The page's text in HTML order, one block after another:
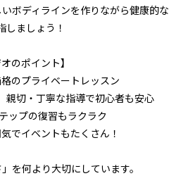
ボディラインを作りながら健康的な
しましょう！
のポイント】
のプライベートレッスン
親切・丁寧な指導で初心者も安心
ップの復習もラクラク
でイベントもたくさん！
を何より大切にしています。